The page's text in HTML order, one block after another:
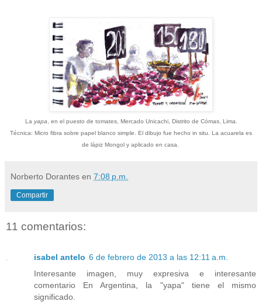
La yapa , en el puesto de tomates, Mercado Unicachi, Distrito de Cómas, Lima.
Técnica: Micro fibra sobre papel blanco simple. El dibujo fue hecho in situ. La acuarela es
de lápiz Mongol y aplicado en casa.
Norberto Dorantes en 7:08 p.m.
Compartir
11 comentarios:
isabel antelo 6 de febrero de 2013 a las 12:11 a.m.
Interesante imagen, muy expresiva e interesante
comentario En Argentina, la "yapa" tiene el mismo
significado.